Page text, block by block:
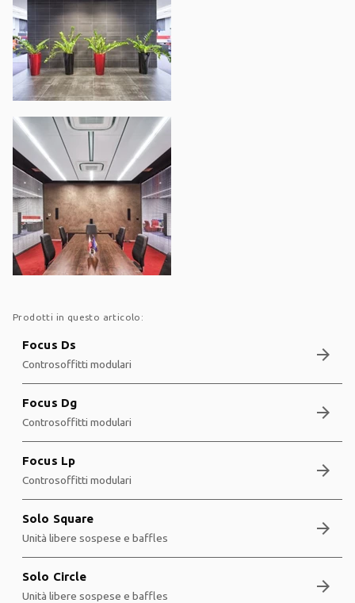
Prodotti in questo articolo:
Focus Ds
Controsoffitti modulari arrow_forward
Focus Dg
Controsoffitti modulari arrow_forward
Focus Lp
Controsoffitti modulari arrow_forward
Solo Square
Unità libere sospese e baffles arrow_forward
Solo Circle
Unità libere sospese e baffles arrow_forward